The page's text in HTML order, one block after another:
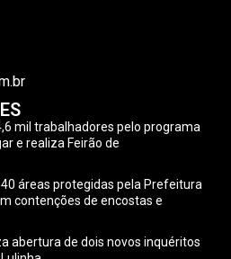
mil trabalhadores pelo programa
e realiza Feirão de
áreas protegidas pela Prefeitura
contenções de encostas e
abertura de dois novos inquéritos